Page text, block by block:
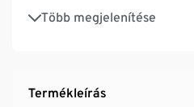
Több megjelenítése
Egyszerűen tárolható
Hosszú ideig tartó víz
Termékleírás